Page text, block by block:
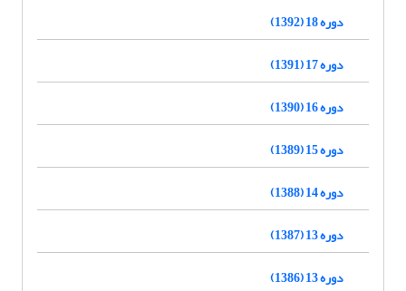
دوره 18 (1392)
دوره 17 (1391)
دوره 16 (1390)
دوره 15 (1389)
دوره 14 (1388)
دوره 13 (1387)
دوره 13 (1386)